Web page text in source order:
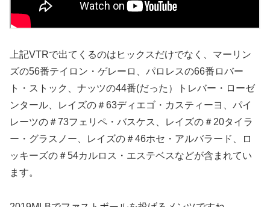
上記VTRで出てくるのはヒックスだけでなく、マーリン
ズの56番テイロン・ゲレーロ、パロレスの66番ロバー
ト・ストック、ナッツの44番(だった）トレバー・ローゼ
ンタール、レイズの＃63ディエゴ・カスティーヨ、パイ
レーツの＃73フェリペ・バスケス、レイズの＃20タイラ
ー・グラスノー、レイズの＃46ホセ・アルバラード、ロ
ッキーズの＃54カルロス・エステベスなどが含まれてい
ます。